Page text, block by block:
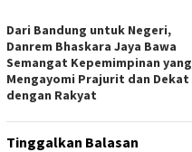
Dari Bandung untuk Negeri,
Danrem Bhaskara Jaya Bawa
Semangat Kepemimpinan yang
Mengayomi Prajurit dan Dekat
dengan Rakyat
Tinggalkan Balasan